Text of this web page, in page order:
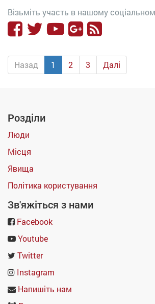
Візьміть участь в нашому
Назад 1 2 3 Далі
Розділи
Люди
Місця
Явища
Політика користування
Зв'яжіться з нами
Facebook
Youtube
Twitter
Instagram
Напишіть нам